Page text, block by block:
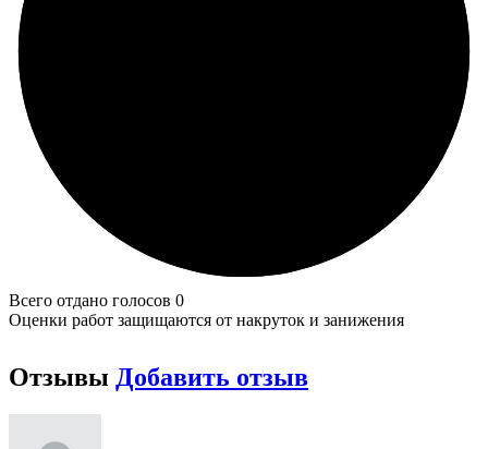
Всего отдано голосов 0
Оценки работ защищаются от накруток и занижения
Отзывы Добавить отзыв